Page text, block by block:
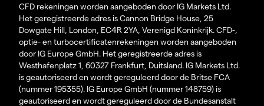
CFD rekeningen worden aangeboden door IG Markets Ltd.
Het geregistreerde adres is Cannon Bridge House, 25
Dowgate Hill, London, EC4R 2YA, Verenigd Koninkrijk. CFD-,
optie- en turbocertificatenrekeningen worden aangeboden
door IG Europe GmbH. Het geregistreerde adres is
Westhafenplatz 1, 60327 Frankfurt, Duitsland. IG Markets Ltd.
is geautoriseerd en wordt gereguleerd door de Britse FCA
(nummer 195355). IG Europe GmbH (nummer 148759) is
geautoriseerd en wordt gereguleerd door de Bundesanstalt